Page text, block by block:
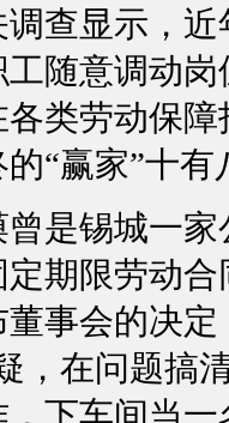
查显示，
工随意调动
类劳动保
“赢家”十
锡城一家
期限劳动
董事会的决
，在问题搞
，下车间当